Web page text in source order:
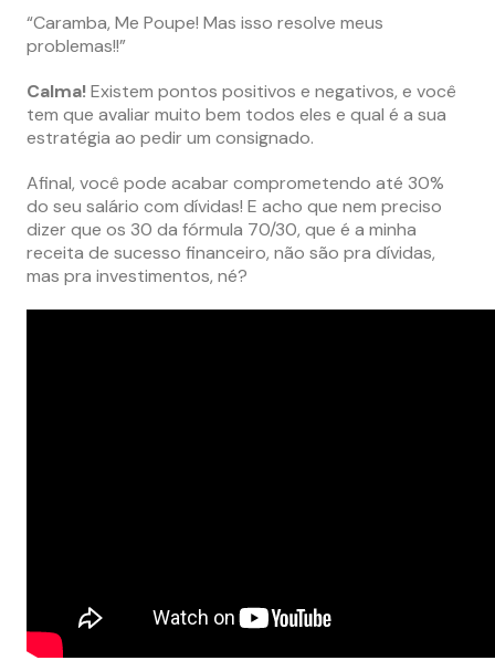
“Caramba, Me Poupe! Mas isso resolve meus
problemas!!”
Calma!Existem pontos positivos e negativos, e você
tem que avaliar muito bem todos eles e qual é a sua
estratégia ao pedir um consignado.
Afinal, você pode acabar comprometendo até 30%
do seu salário com dívidas! E acho que nem preciso
dizer que os 30 da fórmula 70/30, que é a minha
receita de sucesso financeiro, não são pra dívidas,
mas pra investimentos, né?